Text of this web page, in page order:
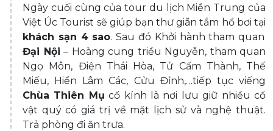
Ngày cuối cùng của tour du lịch Miền Trung của
Việt Úc Tourist sẽ giúp bạn thư giãn tắm hồ bơi tại
khách sạn 4 sao. Sau đó Khởi hành tham quan
Đại Nội – Hoàng cung triều Nguyễn, tham quan
Ngọ Môn, Điện Thái Hòa, Tử Cấm Thành, Thế
Miếu, Hiển Lâm Các, Cửu Đỉnh,…tiếp tục viếng
Chùa Thiên Mụ cổ kính là nơi lưu giữ nhiều cổ
vật quý có giá trị về mặt lịch sử và nghệ thuật.
Trả phòng đi ăn trưa.